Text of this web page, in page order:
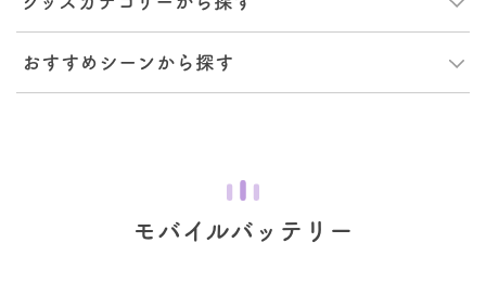
おすすめシーンから探す
モバイルバッテリー